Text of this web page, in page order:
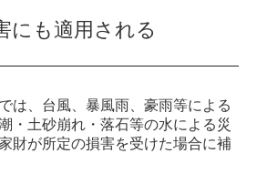
にも適用される
は、台風、暴風雨、豪雨等による
・土砂崩れ・落石等の水による災
財が所定の損害を受けた場合に補